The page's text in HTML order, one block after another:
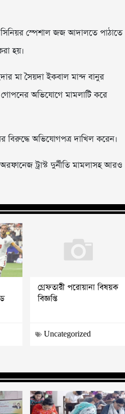
স্পেশাল জজ আদালতে পাঠাতে
হয়।
মা সৈয়দা ইকবাল মান্দ বানুর
অভিযোগে মামলাটি করে
বিরুদ্ধে অভিযোগপত্র দাখিল করেন।
ট্রাস্ট দুর্নীতি মামলাসহ আরও
গ্রেফতারী পরোয়ানা বিষয়ক
বিজ্ঞপ্তি
Uncategorized